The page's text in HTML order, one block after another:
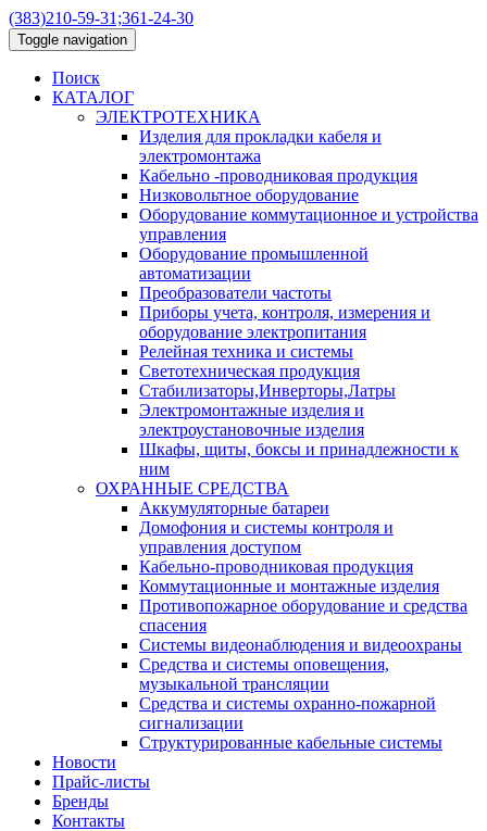
(383)210-59-31;361-24-30
Toggle navigation
Поиск
КАТАЛОГ
ЭЛЕКТРОТЕХНИКА
Изделия для прокладки кабеля и
электромонтажа
Кабельно -проводниковая продукция
Низковольтное оборудование
Оборудование коммутационное и устройства
управления
Оборудование промышленной
автоматизации
Преобразователи частоты
Приборы учета, контроля, измерения и
оборудование электропитания
Релейная техника и системы
Светотехническая продукция
Стабилизаторы,Инверторы,Латры
Электромонтажные изделия и
электроустановочные изделия
Шкафы, щиты, боксы и принадлежности к
ним
ОХРАННЫЕ СРЕДСТВА
Аккумуляторные батареи
Домофония и системы контроля и
управления доступом
Кабельно-проводниковая продукция
Коммутационные и монтажные изделия
Противопожарное оборудование и средства
спасения
Системы видеонаблюдения и видеоохраны
Средства и системы оповещения,
музыкальной трансляции
Средства и системы охранно-пожарной
сигнализации
Структурированные кабельные системы
Новости
Прайс-листы
Бренды
Контакты